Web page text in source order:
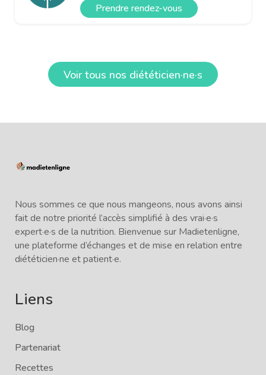
Prendre rendez-vous
Voir tous nos diététicien·ne·s
Nous sommes ce que nous mangeons, nous avons ainsi
fait de notre priorité l’accès simplifié à des vrai·e·s
expert·e·s de la nutrition. Bienvenue sur Madietenligne,
une plateforme d’échanges et de mise en relation entre
diététicien·ne et patient·e.
Liens
Blog
Partenariat
Recettes